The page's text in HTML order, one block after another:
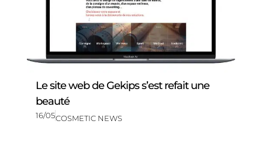
Le site web de Gekips s’est refait une
beauté
16/05COSMETIC NEWS